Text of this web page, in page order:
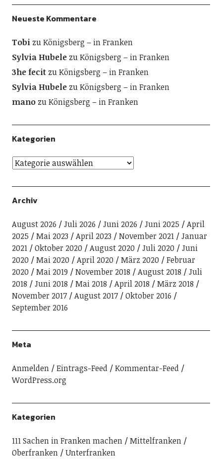
Neueste Kommentare
TobizuKönigsberg – in Franken
Sylvia HubelezuKönigsberg – in Franken
3he fecitzuKönigsberg – in Franken
Sylvia HubelezuKönigsberg – in Franken
manozuKönigsberg – in Franken
Kategorien
Archiv
August 2026 Juli 2026 Juni 2026 Juni 2025
April
2025
Mai 2023 April 2023 November 2021
Januar
2021
Oktober 2020 August 2020 Juli 2020
Juni
2020
Mai 2020 April 2020 März 2020
Februar
2020
Mai 2019 November 2018 August 2018
Juli
2018
Juni 2018 Mai 2018 April 2018
März 2018
November 2017
August 2017
Oktober 2016
September 2016
Meta
Anmelden Eintrags-Feed
Kommentar-Feed
WordPress.org
Kategorien
111 Sachen in Franken machen
Mittelfranken
Oberfranken
Unterfranken